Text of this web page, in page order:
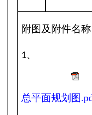
附图及附件名称
1、
总平面规划图